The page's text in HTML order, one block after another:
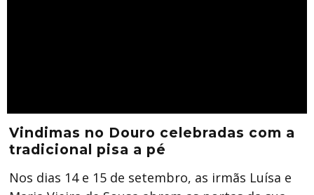
Vindimas no Douro celebradas com a
tradicional pisa a pé
Nos dias 14 e 15 de setembro, as irmãs Luísa e